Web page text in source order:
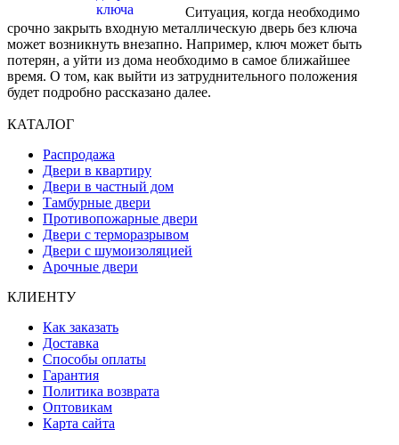
Ситуация, когда необходимо
срочно закрыть входную металлическую дверь без ключа
может возникнуть внезапно. Например, ключ может быть
потерян, а уйти из дома необходимо в самое ближайшее
время. О том, как выйти из затруднительного положения
будет подробно рассказано далее.
КАТАЛОГ
Распродажа
Двери в квартиру
Двери в частный дом
Тамбурные двери
Противопожарные двери
Двери с терморазрывом
Двери с шумоизоляцией
Арочные двери
КЛИЕНТУ
Как заказать
Доставка
Способы оплаты
Гарантия
Политика возврата
Оптовикам
Карта сайта